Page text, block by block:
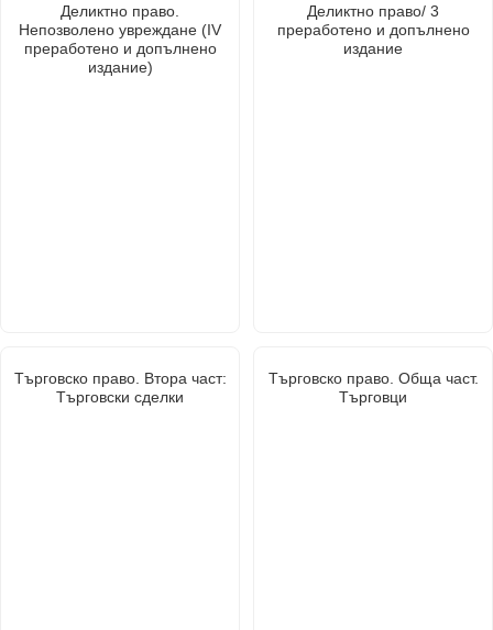
Деликтно право.
Непозволено увреждане (IV
преработено и допълнено
издание)
Деликтно право/ 3
преработено и допълнено
издание
Търговско право. Втора част:
Търговски сделки
Търговско право. Обща част.
Търговци